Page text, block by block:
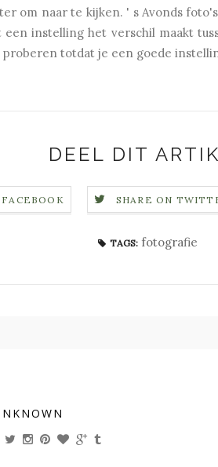
om naar te kijken. ' s Avonds
een instelling het verschil maakt
totdat je een goede
DEEL DIT
SHARE ON
TAGS: fotografie